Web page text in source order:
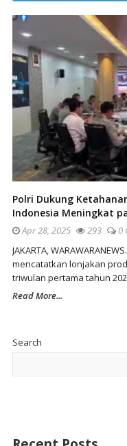
Polri Dukung
Indonesia Meningkat
Apr 28, 2025 293 0
JAKARTA,
mencatatkan lonjakan
triwulan pertama tahun
Read More...
Search